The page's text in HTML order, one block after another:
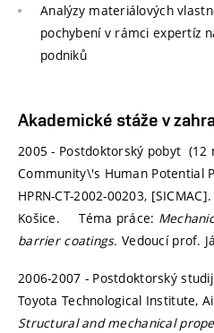
Analýzy materiálových
pochybení v rámci expertíz
podniků
Akademické stáže v
2005 - Postdoktorský pobyt (12
Community\'s Human Potential
HPRN-CT-2002-00203,
Košice. Téma práce:
barrier coatings.Vedoucí prof.
2006-2007 - Postdoktorský
Toyota Technological Institute,
Structural and mechanical